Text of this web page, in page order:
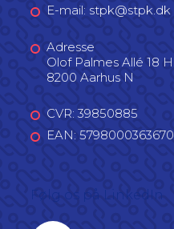
E-mail: stpk@stpk.dk
Adresse
Olof Palmes Allé 18 H
8200 Aarhus N
CVR: 39850885
EAN: 5798000363670